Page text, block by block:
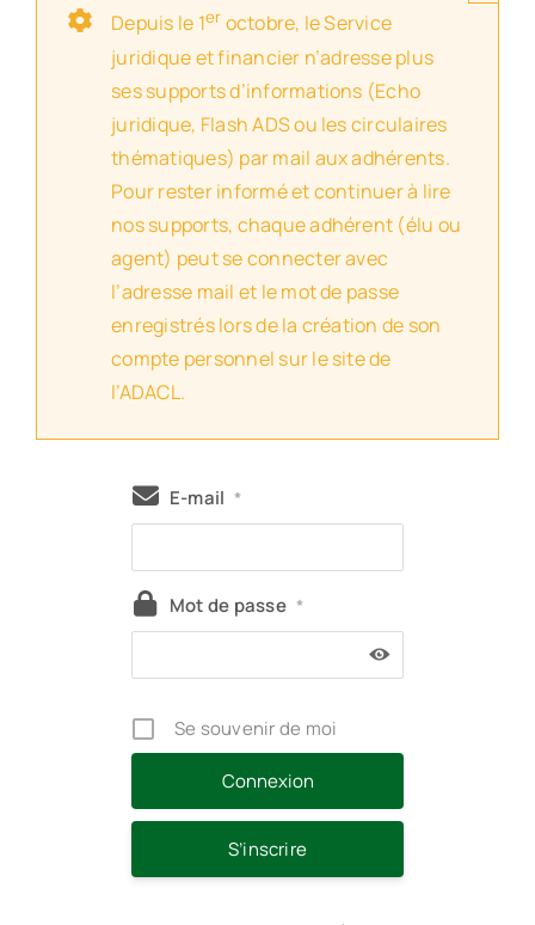
Depuis le 1er octobre, le Service
juridique et financier n’adresse plus
ses supports d’informations (Echo
juridique, Flash ADS ou les circulaires
thématiques) par mail aux adhérents.
Pour rester informé et continuer à lire
nos supports, chaque adhérent (élu ou
agent) peut se connecter avec
l’adresse mail et le mot de passe
enregistrés lors de la création de son
compte personnel sur le site de
l’ADACL.
E-mail *
Mot de passe *
Se souvenir de moi
S’inscrire